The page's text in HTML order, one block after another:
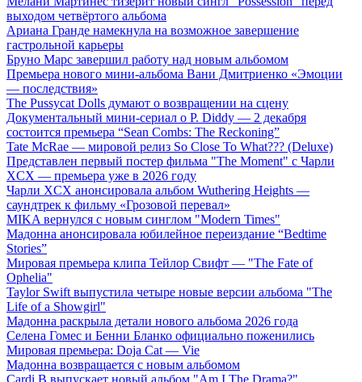
выходом четвёртого альбома
Ариана Гранде намекнула на возможное завершение
гастрольной карьеры
Бруно Марс завершил работу над новым альбомом
Премьера нового мини-альбома Вани Дмитриенко «Эмоции
— последствия»
The Pussycat Dolls думают о возвращении на сцену
Документальный мини-сериал о P. Diddy — 2 декабря
состоится премьера “Sean Combs: The Reckoning”
Tate McRae — мировой релиз So Close To What??? (Deluxe)
Представлен первый постер фильма "The Moment" с Чарли
XCX — премьера уже в 2026 году
Чарли XCX анонсировала альбом Wuthering Heights —
саундтрек к фильму «Грозовой перевал»
MIKA вернулся с новым синглом "Modern Times"
Мадонна анонсировала юбилейное переиздание “Bedtime
Stories”
Мировая премьера клипа Тейлор Свифт — "The Fate of
Ophelia"
Taylor Swift выпустила четыре новые версии альбома "The
Life of a Showgirl"
Мадонна раскрыла детали нового альбома 2026 года
Селена Гомес и Бенни Бланко официально поженились
Мировая премьера: Doja Cat — Vie
Мадонна возвращается с новым альбомом
Cardi B выпускает новый альбом "Am I The Drama?"